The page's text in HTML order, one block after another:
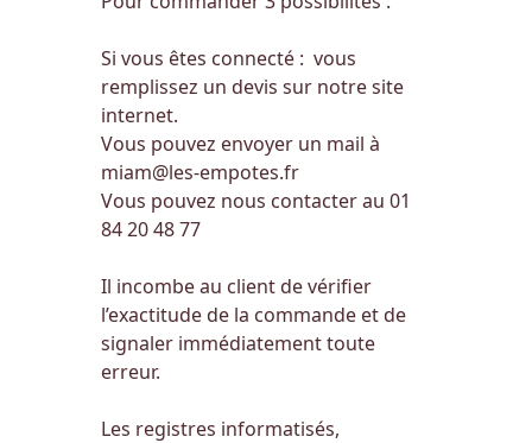
Si vous êtes connecté : vous
remplissez un devis sur notre site
internet.
Vous pouvez envoyer un mail à
miam@les-empotes.fr
Vous pouvez nous contacter au 01
84 20 48 77
Il incombe au client de vérifier
l’exactitude de la commande et de
signaler immédiatement toute
erreur.
Les registres informatisés,